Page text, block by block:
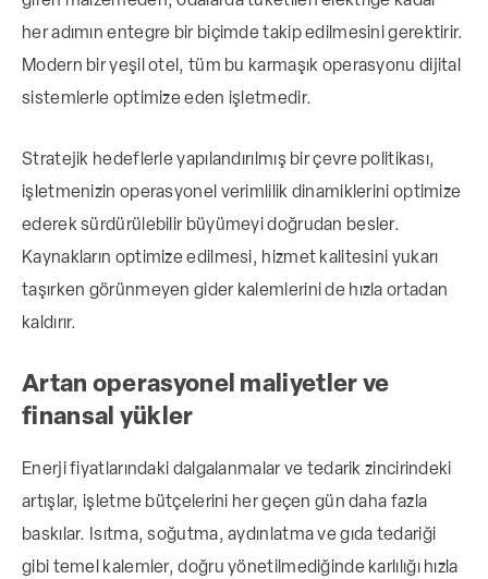
her adımın entegre bir biçimde takip edilmesini gerektirir.
Modern bir yeşil otel, tüm bu karmaşık operasyonu dijital
sistemlerle optimize eden işletmedir.
Stratejik hedeflerle yapılandırılmış bir çevre politikası,
işletmenizin operasyonel verimlilik dinamiklerini optimize
ederek sürdürülebilir büyümeyi doğrudan besler.
Kaynakların optimize edilmesi, hizmet kalitesini yukarı
taşırken görünmeyen gider kalemlerini de hızla ortadan
kaldırır.
Artan operasyonel maliyetler ve
finansal yükler
Enerji fiyatlarındaki dalgalanmalar ve tedarik zincirindeki
artışlar, işletme bütçelerini her geçen gün daha fazla
baskılar. Isıtma, soğutma, aydınlatma ve gıda tedariği
gibi temel kalemler, doğru yönetilmediğinde karlılığı hızla